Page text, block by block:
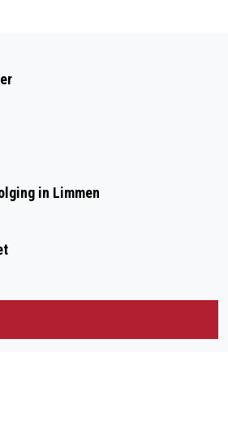
FORMULE 1-WEEKEND
in Limmen